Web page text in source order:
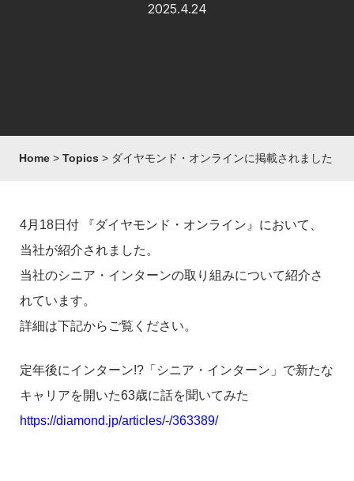
2025.4.24
Home Topics ダイヤモンド・オンラインに掲載されました
4月18日付 『ダイヤモンド・オンライン』において、
当社が紹介されました。
当社のシニア・インターンの取り組みについて紹介さ
れています。
詳細は下記からご覧ください。
定年後にインターン!?「シニア・インターン」で新たな
キャリアを開いた63歳に話を聞いてみた
https://diamond.jp/articles/-/363389/